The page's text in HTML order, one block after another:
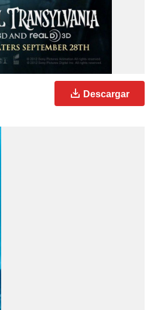
Descargar